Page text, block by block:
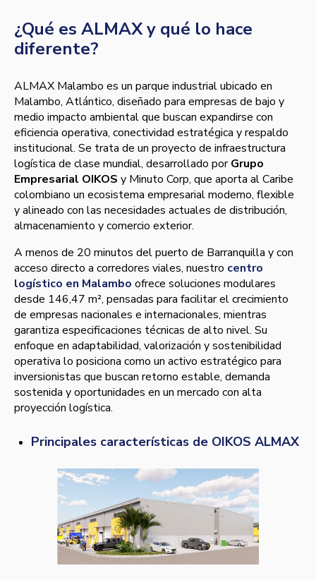
¿Qué es ALMAX y qué lo hace
diferente?
ALMAX Malambo es un parque industrial ubicado en
Malambo, Atlántico, diseñado para empresas de bajo y
medio impacto ambiental que buscan expandirse con
eficiencia operativa, conectividad estratégica y respaldo
institucional. Se trata de un proyecto de infraestructura
logística de clase mundial, desarrollado porGrupo
Empresarial OIKOS y Minuto Corp, que aporta al Caribe
colombiano un ecosistema empresarial moderno, flexible
y alineado con las necesidades actuales de distribución,
almacenamiento y comercio exterior.
A menos de 20 minutos del puerto de Barranquilla y con
acceso directo a corredores viales, nuestro centro
logístico en Malambo ofrece soluciones modulares
desde 146,47 m², pensadas para facilitar el crecimiento
de empresas nacionales e internacionales, mientras
garantiza especificaciones técnicas de alto nivel. Su
enfoque en adaptabilidad, valorización y sostenibilidad
operativa lo posiciona como un activo estratégico para
inversionistas que buscan retorno estable, demanda
sostenida y oportunidades en un mercado con alta
proyección logística.
Principales características de OIKOS ALMAX